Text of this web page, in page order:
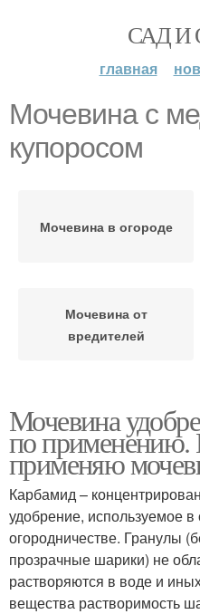
САД И
главная
Мочевина с
купоросом
Мочевина в огороде
Мочевина от
вредителей
Мочевина
по применению.
применяю
Карбамид –
удобрение, используемое в
огородничестве. Гранулы
прозрачные шарики) не
растворяются в воде и
вещества растворимость